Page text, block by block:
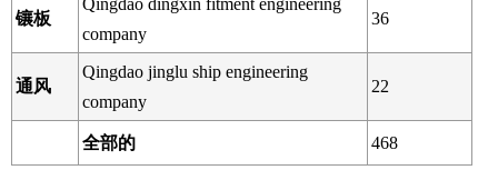
镶板
Qingdao dingxin fitment engineering
company
36
通风
Qingdao jinglu ship engineering
company
22
全部的 468